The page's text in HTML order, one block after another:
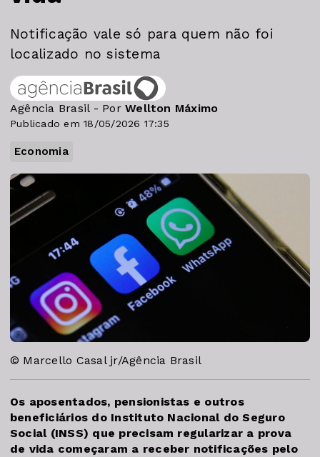
Notificação vale só para quem não foi
localizado no sistema
Agência Brasil - PorWellton Máximo
Publicado em 18/05/2026 17:35
Economia
© Marcello Casal jr/Agência Brasil
Os aposentados, pensionistas e outros
beneficiários do Instituto Nacional do Seguro
Social (INSS) que precisam regularizar a prova
de vida começaram a receber notificações pelo